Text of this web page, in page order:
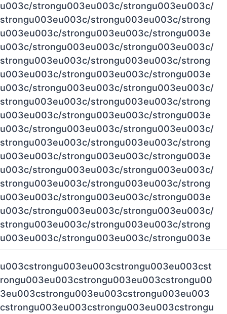
u003c/strongu003eu003c/strongu003eu003c/
strongu003eu003c/strongu003eu003c/strong
u003eu003c/strongu003eu003c/strongu003e
u003c/strongu003eu003c/strongu003eu003c/
strongu003eu003c/strongu003eu003c/strong
u003eu003c/strongu003eu003c/strongu003e
u003c/strongu003eu003c/strongu003eu003c/
strongu003eu003c/strongu003eu003c/strong
u003eu003c/strongu003eu003c/strongu003e
u003c/strongu003eu003c/strongu003eu003c/
strongu003eu003c/strongu003eu003c/strong
u003eu003c/strongu003eu003c/strongu003e
u003c/strongu003eu003c/strongu003eu003c/
strongu003eu003c/strongu003eu003c/strong
u003eu003c/strongu003eu003c/strongu003e
u003c/strongu003eu003c/strongu003eu003c/
strongu003eu003c/strongu003eu003c/strong
u003eu003c/strongu003eu003c/strongu003e
u003cstrongu003eu003cstrongu003eu003cst
rongu003eu003cstrongu003eu003cstrongu00
3eu003cstrongu003eu003cstrongu003eu003
cstrongu003eu003cstrongu003eu003cstrongu